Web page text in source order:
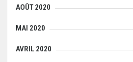
AOÛT 2020
MAI 2020
AVRIL 2020